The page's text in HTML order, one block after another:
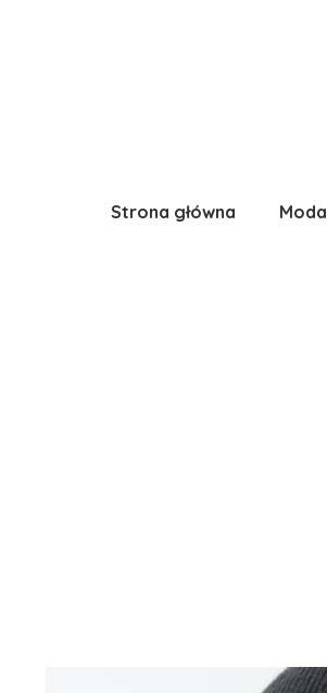
Strona główna Moda